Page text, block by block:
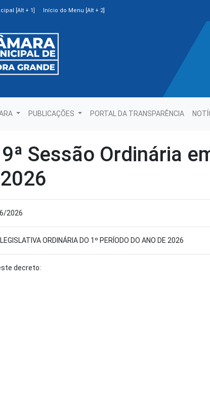
[Alt + 1] Início do Menu [Alt + 2]
PUBLICAÇÕES PORTAL DA TRANSPARÊNCIA
Sessão Ordinária
2026
ORDINÁRIA DO 1º PERÍODO DO ANO DE 2026
decreto: